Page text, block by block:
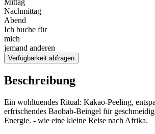
Mittag
Nachmittag
Abend
Ich buche für
mich
jemand anderen
Verfügbarkeit abfragen
Beschreibung
Ein wohltuendes Ritual: Kakao-Peeling,
erfrischendes Baobab-Beingel für
Energie. - wie eine kleine Reise nach Afrika.